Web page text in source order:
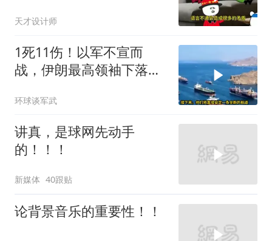
天才设计师
1死11伤！以军不宣而
战，伊朗最高领袖下落不
环球谈军武
讲真，是球网先动手
的！！！
新媒体 40跟贴
论背景音乐的重要性！！